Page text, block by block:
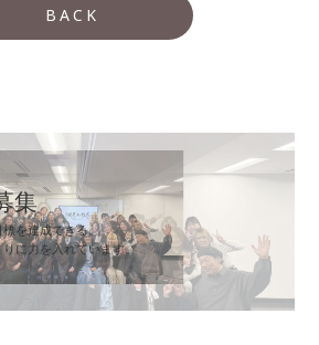
BACK
集
を達成できる。
に力を入れています。